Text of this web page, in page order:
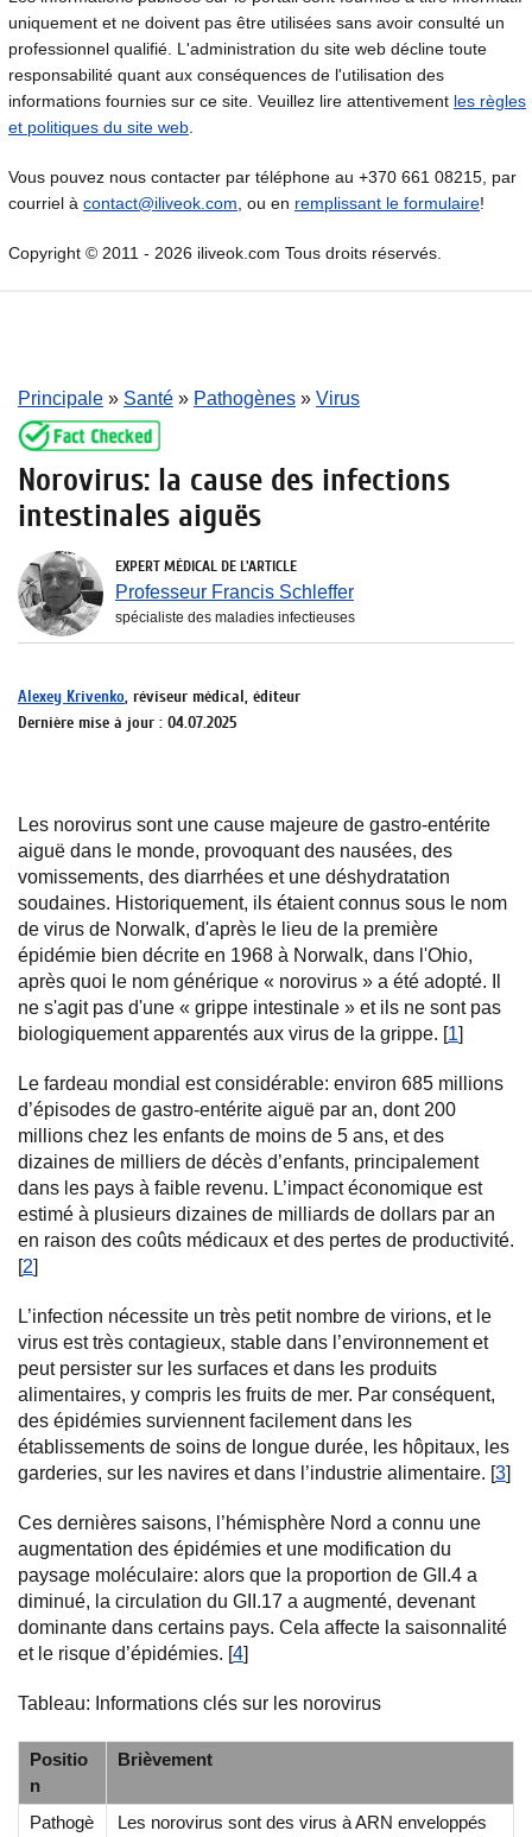
uniquement et ne doivent pas être utilisées sans avoir consulté un
professionnel qualifié. L'administration du site web décline toute
responsabilité quant aux conséquences de l'utilisation des
informations fournies sur ce site. Veuillez lire attentivement les règles
et politiques du site web
Vous pouvez nous contacter par téléphone au +370 661 08215, par
courriel à contact@iliveok.com , ou en remplissant le formulaire!
Copyright © 2011 - 2026 iliveok.com Tous droits réservés.
Principale » Santé » Pathogènes » Virus
Norovirus: la cause des infections
intestinales aiguës
EXPERT MÉDICAL DE L'ARTICLE
Professeur Francis Schleffer
spécialiste des maladies infectieuses
Alexey Krivenko, réviseur médical, éditeur
Dernière mise à jour : 04.07.2025
Les norovirus sont une cause majeure de gastro-entérite
aiguë dans le monde, provoquant des nausées, des
vomissements, des diarrhées et une déshydratation
soudaines. Historiquement, ils étaient connus sous le nom
de virus de Norwalk, d'après le lieu de la première
épidémie bien décrite en 1968 à Norwalk, dans l'Ohio,
après quoi le nom générique « norovirus » a été adopté. Il
ne s'agit pas d'une « grippe intestinale » et ils ne sont pas
biologiquement apparentés aux virus de la grippe. [1]
Le fardeau mondial est considérable: environ 685 millions
d’épisodes de gastro-entérite aiguë par an, dont 200
millions chez les enfants de moins de 5 ans, et des
dizaines de milliers de décès d’enfants, principalement
dans les pays à faible revenu. L’impact économique est
estimé à plusieurs dizaines de milliards de dollars par an
en raison des coûts médicaux et des pertes de productivité.
[2]
L’infection nécessite un très petit nombre de virions, et le
virus est très contagieux, stable dans l’environnement et
peut persister sur les surfaces et dans les produits
alimentaires, y compris les fruits de mer. Par conséquent,
des épidémies surviennent facilement dans les
établissements de soins de longue durée, les hôpitaux, les
garderies, sur les navires et dans l’industrie alimentaire. [3]
Ces dernières saisons, l’hémisphère Nord a connu une
augmentation des épidémies et une modification du
paysage moléculaire: alors que la proportion de GII.4 a
diminué, la circulation du GII.17 a augmenté, devenant
dominante dans certains pays. Cela affecte la saisonnalité
et le risque d’épidémies. [4]
Tableau: Informations clés sur les norovirus
Positio
n
Brièvement
Pathogè
Les norovirus sont des virus à ARN enveloppés